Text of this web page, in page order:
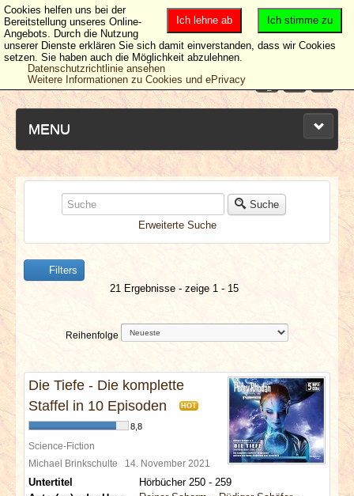
MENU
NEUESTE ARTIKEL
NEWS & DATES
BERICHTE
VERLOSUNGEN
SPECIALS
REDAKTION
LINKS
Suche
Erweiterte Suche
Filters
21 Ergebnisse - zeige 1 - 15
Reihenfolge
Die Tiefe - Die komplette
Staffel in 10 Episoden
HOT
8,8
Science-Fiction
Michael Brinkschulte 14. November 2021
Untertitel
Hörbücher 250 - 259
Ich stimme zu
Ich lehne ab
Cookies helfen uns bei der
Bereitstellung unseres Online-
Angebots. Durch die Nutzung
unserer Dienste erklären Sie sich damit einverstanden, dass wir Cookies
setzen. Sie haben auch die Möglichkeit abzulehnen.
Datenschutzrichtlinie ansehen
Weitere Informationen zu Cookies und ePrivacy